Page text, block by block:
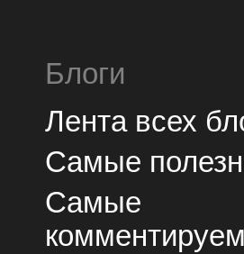
Блоги
Лента всех
Самые
Самые